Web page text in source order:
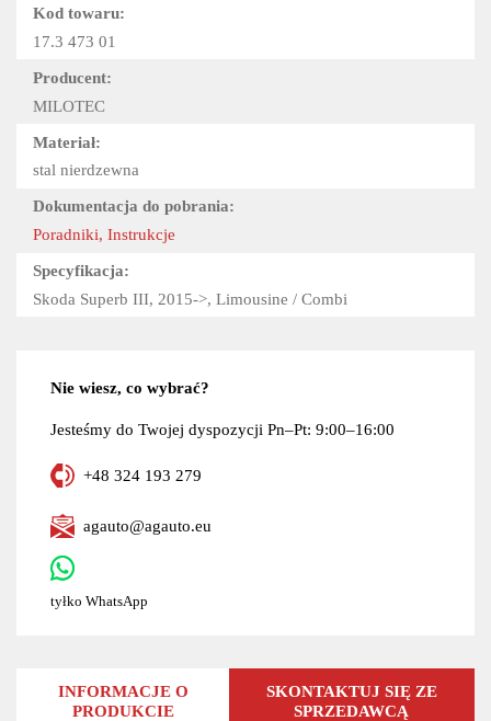
Kod towaru:
17.3 473 01
Producent:
MILOTEC
Materiał:
stal nierdzewna
Dokumentacja do pobrania:
Poradniki, Instrukcje
Specyfikacja:
Skoda Superb III, 2015->, Limousine / Combi
Nie wiesz, co wybrać?
Jesteśmy do Twojej dyspozycji Pn–Pt: 9:00–16:00
+48 324 193 279
agauto@agauto.eu
tyłko WhatsApp
INFORMACJE O
PRODUKCIE
SKONTAKTUJ SIĘ ZE
SPRZEDAWCĄ